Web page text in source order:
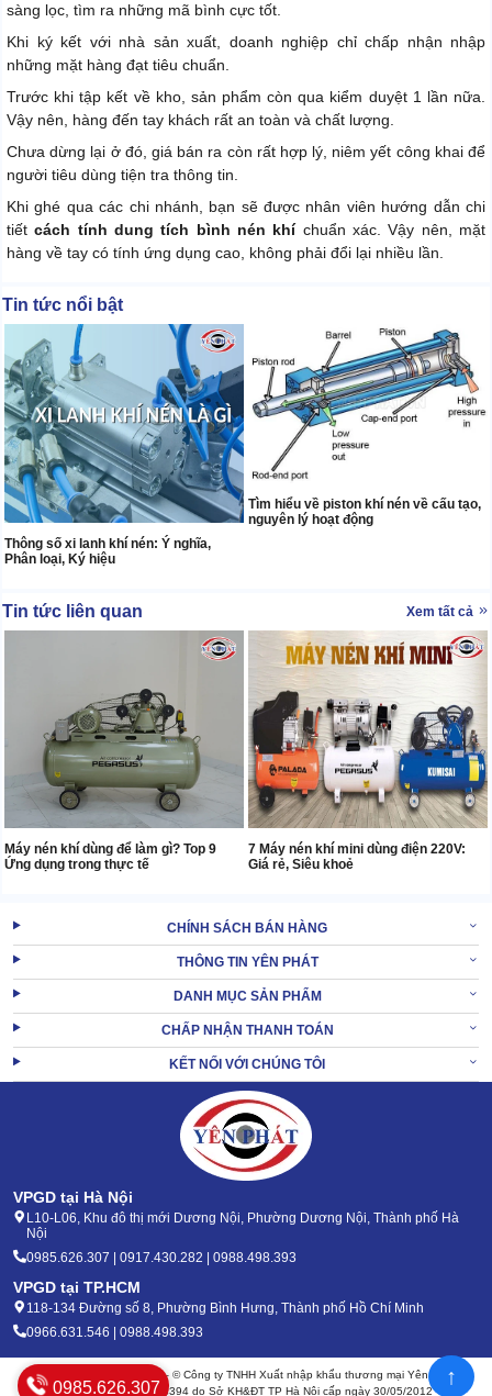
sàng lọc, tìm ra những mã bình cực tốt.
Khi ký kết với nhà sản xuất, doanh nghiệp chỉ chấp nhận nhập
những mặt hàng đạt tiêu chuẩn.
Trước khi tập kết về kho, sản phẩm còn qua kiểm duyệt 1 lần nữa.
Vậy nên, hàng đến tay khách rất an toàn và chất lượng.
Chưa dừng lại ở đó, giá bán ra còn rất hợp lý, niêm yết công khai để
người tiêu dùng tiện tra thông tin.
Khi ghé qua các chi nhánh, bạn sẽ được nhân viên hướng dẫn chi
tiếtcách tính dung tích bình nén khíchuẩn xác. Vậy nên, mặt
hàng về tay có tính ứng dụng cao, không phải đổi lại nhiều lần.
Tin tức nổi bật
Thông số xi lanh khí nén: Ý nghĩa,
Phân loại, Ký hiệu
Tìm hiểu về piston khí nén về cấu tạo,
nguyên lý hoạt động
Tin tức liên quan Xem tất cả
Máy nén khí dùng để làm gì? Top 9
Ứng dụng trong thực tế
7 Máy nén khí mini dùng điện 220V:
Giá rẻ, Siêu khoẻ
CHÍNH SÁCH BÁN HÀNG
THÔNG TIN YÊN PHÁT
DANH MỤC SẢN PHẨM
CHẤP NHẬN THANH TOÁN
KẾT NỐI VỚI CHÚNG TÔI
VPGD tại Hà Nội
L10-L06, Khu đô thị mới Dương Nội, Phường Dương Nội, Thành phố Hà
Nội
0985.626.307 | 0917.430.282 | 0988.498.393
VPGD tại TP.HCM
118-134 Đường số 8, Phường Bình Hưng, Thành phố Hồ Chí Minh
0966.631.546 | 0988.498.393
Bản quyền 2020 - 2026 – © Công ty TNHH Xuất nhập khẩu thương mại Yên Phát
Mã số thuế: 0105904394 do Sở KH&ĐT TP Hà Nội cấp ngày 30/05/2012
0985.626.307 ↑